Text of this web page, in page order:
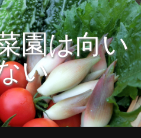
園は向い
い